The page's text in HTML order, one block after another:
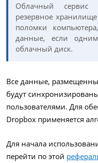
Облачный сервис
резервное
поломки
данные, если
облачный диск.
Все данные,
будут
пользователями. Для
Dropbox применяется
Для начала
перейти по этой